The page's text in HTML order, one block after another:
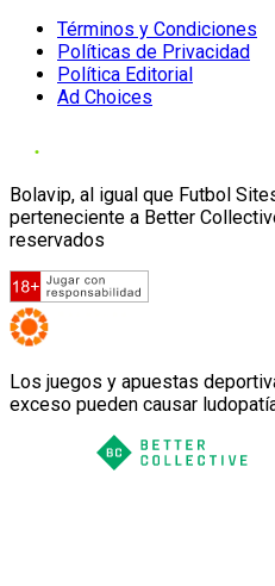
Términos y Condiciones
Políticas de Privacidad
Política Editorial
Ad Choices
Bolavip, al igual que Futbol
perteneciente a Better
reservados
Los juegos y apuestas
exceso pueden causar